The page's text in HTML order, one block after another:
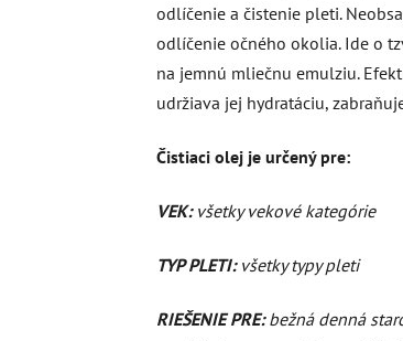
odlíčenie a čistenie pleti.
odlíčenie očného okolia. Ide o
na jemnú mliečnu emulziu.
udržiava jej hydratáciu,
Čistiaci olej je určený pre:
VEK:všetky vekové kategórie
TYP PLETI:všetky typy pleti
RIEŠENIE PRE:bežná denná